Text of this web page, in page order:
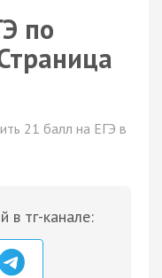
по
21 балл на ЕГЭ в
в тг-канале: